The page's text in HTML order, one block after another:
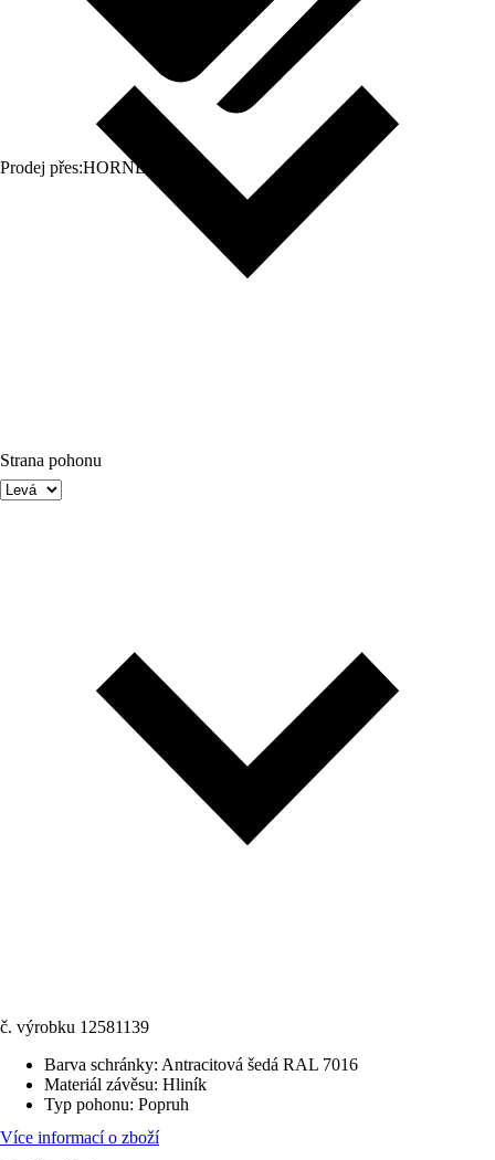
Prodej přes:HORNBACH
Strana pohonu
č. výrobku 12581139
Barva schránky: Antracitová šedá RAL 7016
Materiál závěsu: Hliník
Typ pohonu: Popruh
Více informací o zboží